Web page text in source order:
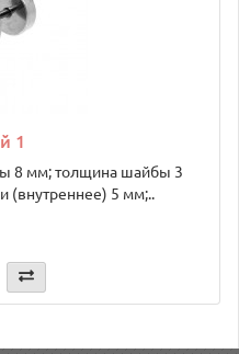
1
8 мм; толщина шайбы 3
(внутреннее) 5 мм;..